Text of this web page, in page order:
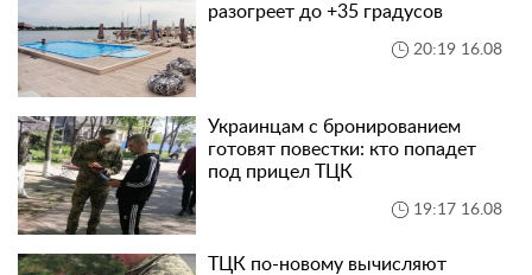
разогреет до +35 градусов
20:19 16.08
Украинцам с бронированием
готовят повестки: кто попадет
под прицел ТЦК
19:17 16.08
ТЦК по-новому вычисляют